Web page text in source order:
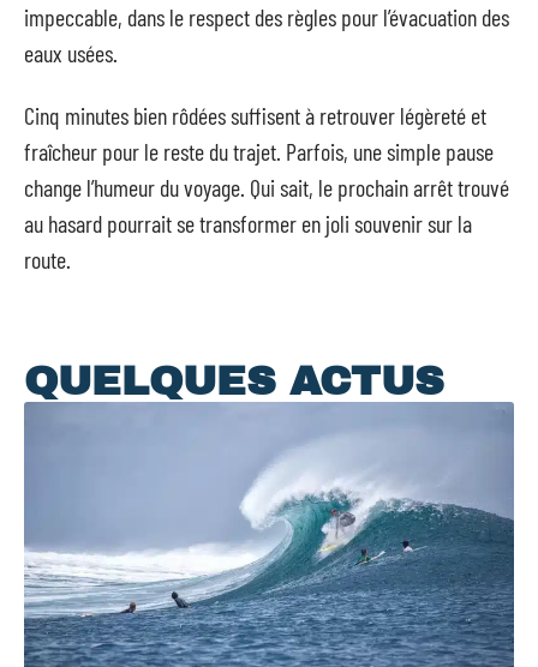
impeccable, dans le respect des règles pour l’évacuation des
eaux usées.
Cinq minutes bien rôdées suffisent à retrouver légèreté et
fraîcheur pour le reste du trajet. Parfois, une simple pause
change l’humeur du voyage. Qui sait, le prochain arrêt trouvé
au hasard pourrait se transformer en joli souvenir sur la
route.
QUELQUES ACTUS